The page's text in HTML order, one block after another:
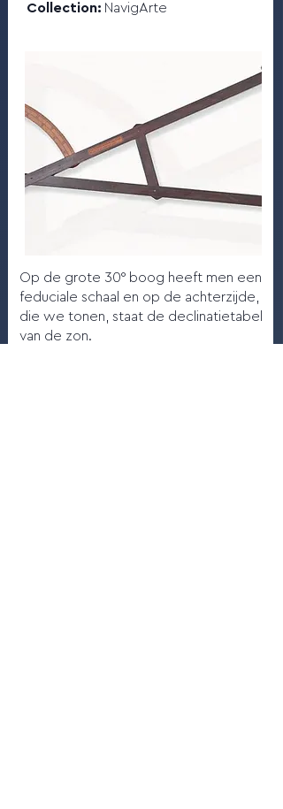
Collection: NavigArte
Op de grote 30° boog heeft men een
feduciale schaal en op de achterzijde,
die we tonen, staat de declinatietabel
van de zon.